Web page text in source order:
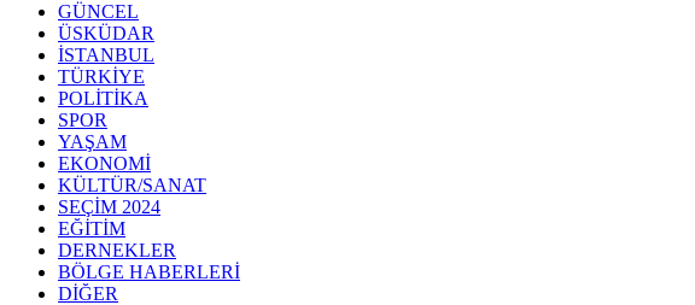
GÜNCEL
ÜSKÜDAR
İSTANBUL
TÜRKİYE
POLİTİKA
SPOR
YAŞAM
EKONOMİ
KÜLTÜR/SANAT
SEÇİM 2024
EĞİTİM
DERNEKLER
BÖLGE HABERLERİ
DİĞER